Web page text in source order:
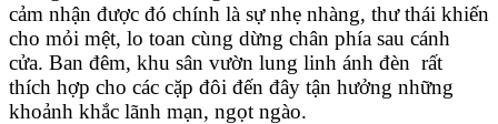
cảm nhận được đó chính là sự nhẹ nhàng, thư thái khiến
cho mỏi mệt, lo toan cùng dừng chân phía sau cánh
cửa. Ban đêm, khu sân vườn lung linh ánh đèn rất
thích hợp cho các cặp đôi đến đây tận hưởng những
khoảnh khắc lãnh mạn, ngọt ngào.